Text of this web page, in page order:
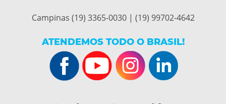
Campinas (19) 3365-0030 | (19) 99702-4642
ATENDEMOS TODO O BRASIL!